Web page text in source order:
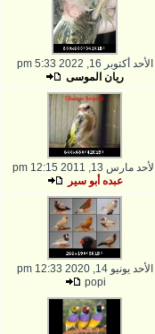
الأحد أكتوبر 16, 2022 5:33 pm
ريان الموسى
الأحد مارس 13, 2011 12:15 pm
عبده أبو سير
الأحد يونيو 14, 2020 12:33 pm
popi